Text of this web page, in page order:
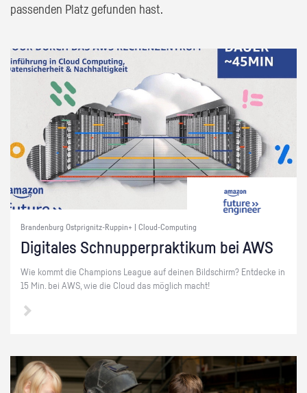
passenden Platz gefunden hast.
Brandenburg Ostprignitz-Ruppin+ | Cloud-Computing
Di­gi­ta­les Schnup­per­prak­ti­kum bei AWS
Wie kommt die Cham­pi­ons Le­ague auf dei­nen Bild­schirm? Ent­de­cke in
15 Min. bei AWS, wie die Cloud das mög­lich macht!